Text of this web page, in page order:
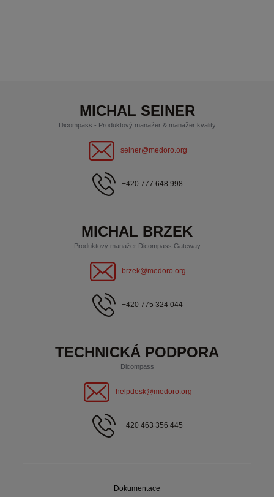
MICHAL SEINER
Dicompass - Produktový manažer & manažer kvality
seiner@medoro.org
+420 777 648 998
MICHAL BRZEK
Produktový manažer Dicompass Gateway
brzek@medoro.org
+420 775 324 044
TECHNICKÁ PODPORA
Dicompass
helpdesk@medoro.org
+420 463 356 445
Dokumentace